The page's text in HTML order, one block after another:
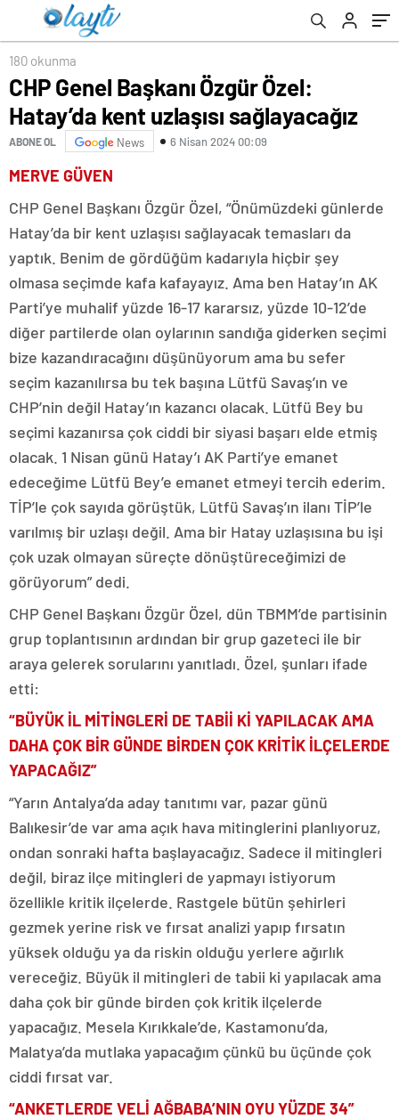
180 okunma
CHP Genel Başkanı Özgür Özel:
Hatay’da kent uzlaşısı sağlayacağız
ABONE OL News 6 Nisan 2024 00:09
MERVE GÜVEN
CHP Genel Başkanı Özgür Özel, “Önümüzdeki günlerde
Hatay’da bir kent uzlaşısı sağlayacak temasları da
yaptık. Benim de gördüğüm kadarıyla hiçbir şey
olmasa seçimde kafa kafayayız. Ama ben Hatay’ın AK
Parti’ye muhalif yüzde 16-17 kararsız, yüzde 10-12’de
diğer partilerde olan oylarının sandığa giderken seçimi
bize kazandıracağını düşünüyorum ama bu sefer
seçim kazanılırsa bu tek başına Lütfü Savaş’ın ve
CHP’nin değil Hatay’ın kazancı olacak. Lütfü Bey bu
seçimi kazanırsa çok ciddi bir siyasi başarı elde etmiş
olacak. 1 Nisan günü Hatay’ı AK Parti’ye emanet
edeceğime Lütfü Bey’e emanet etmeyi tercih ederim.
TİP’le çok sayıda görüştük, Lütfü Savaş’ın ilanı TİP’le
varılmış bir uzlaşı değil. Ama bir Hatay uzlaşısına bu işi
çok uzak olmayan süreçte dönüştüreceğimizi de
görüyorum” dedi.
CHP Genel Başkanı Özgür Özel, dün TBMM’de partisinin
grup toplantısının ardından bir grup gazeteci ile bir
araya gelerek sorularını yanıtladı. Özel, şunları ifade
etti:
“BÜYÜK İL MİTİNGLERİ DE TABİİ Kİ YAPILACAK AMA
DAHA ÇOK BİR GÜNDE BİRDEN ÇOK KRİTİK İLÇELERDE
YAPACAĞIZ”
“Yarın Antalya’da aday tanıtımı var, pazar günü
Balıkesir’de var ama açık hava mitinglerini planlıyoruz,
ondan sonraki hafta başlayacağız. Sadece il mitingleri
değil, biraz ilçe mitingleri de yapmayı istiyorum
özellikle kritik ilçelerde. Rastgele bütün şehirleri
gezmek yerine risk ve fırsat analizi yapıp fırsatın
yüksek olduğu ya da riskin olduğu yerlere ağırlık
vereceğiz. Büyük il mitingleri de tabii ki yapılacak ama
daha çok bir günde birden çok kritik ilçelerde
yapacağız. Mesela Kırıkkale’de, Kastamonu’da,
Malatya’da mutlaka yapacağım çünkü bu üçünde çok
ciddi fırsat var.
“ANKETLERDE VELİ AĞBABA’NIN OYU YÜZDE 34”